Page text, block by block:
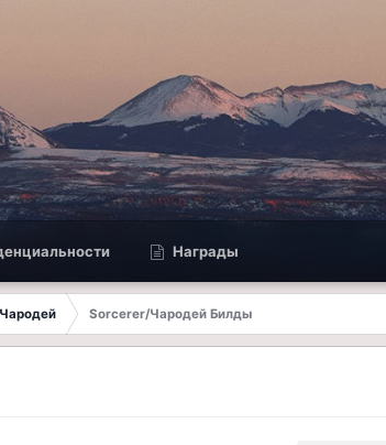
Награды
Чародей
Sorcerer/Чародей Билды